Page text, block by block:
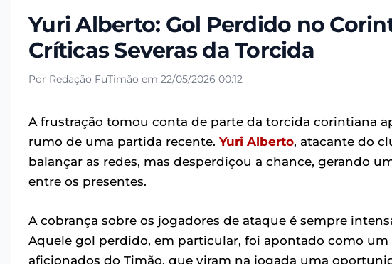
Yuri Alberto: Gol Perdido no
Críticas Severas da Torcida
Por Redação FuTimão em 22/05/2026 00:12
A frustração tomou conta de parte da torcida corintiana
rumo de uma partida recente. Yuri Alberto, atacante do
balançar as redes, mas desperdiçou a chance, gerando
entre os presentes.
A cobrança sobre os jogadores de ataque é sempre
Aquele gol perdido, em particular, foi apontado como
aficionados do Timão, que viram na jogada uma